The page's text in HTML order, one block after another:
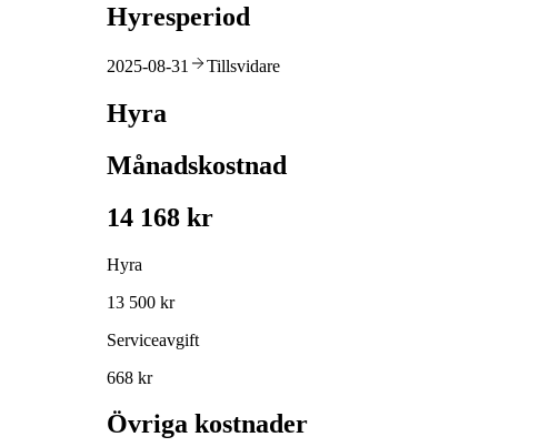
Hyresperiod
2025-08-31 Tillsvidare
Hyra
Månadskostnad
14 168 kr
Hyra
13 500 kr
Serviceavgift
668 kr
Övriga kostnader